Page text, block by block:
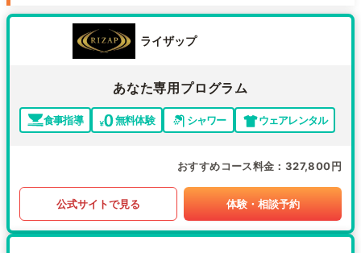
ライザップ
あなた専用プログラム
食事指導 無料体験 シャワー ウェアレンタル
おすすめコース料金 327,800円
公式サイトで見る 体験・相談予約